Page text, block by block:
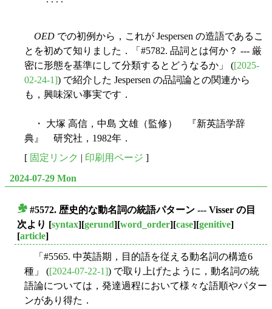
OED での初例から，これが Jespersen の造語であるこ
とを初めて知りました．「#5782. 品詞とは何か？ --- 厳
密に形態を基準にして分類するとどうなるか」 ([2025-
02-24-1]) で紹介した Jespersen の品詞論との関連から
も，興味深い事実です．
・ 大塚 高信，中島 文雄（監修） 『新英語学辞
典』 研究社，1982年．
[ 固定リンク | 印刷用ページ ]
2024-07-29 Mon
#5572. 歴史的な動名詞の統語パターン --- Visser の目
次より [syntax][gerund][word_order][case][genitive]
[article]
「#5565. 中英語期，目的語を従える動名詞の構造6
種」 ([2024-07-22-1]) で取り上げたように，動名詞の統
語論については，発達過程において様々な語順やパター
ンがあり得た．